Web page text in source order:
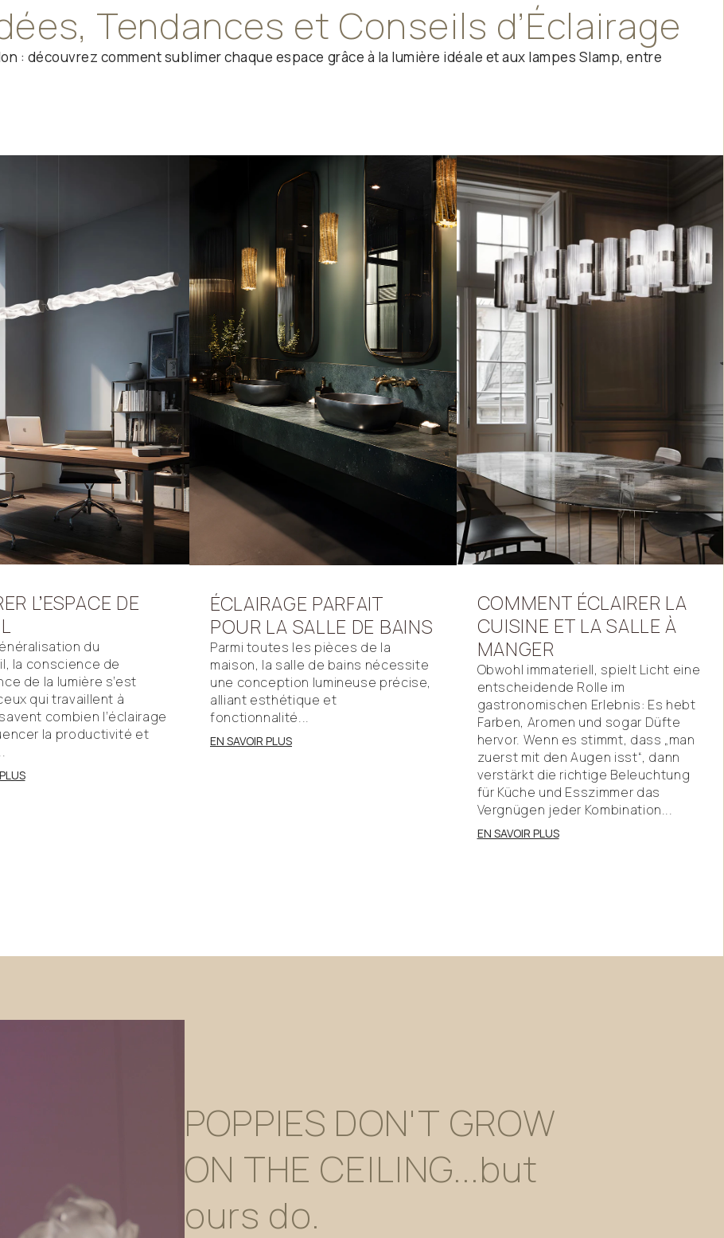
Tendances et Conseils d’Éclairage
: découvrez comment sublimer chaque espace grâce à la lumière idéale et aux lampes Slamp, entre
L’ESPACE DE
du
la conscience de
de la lumière s’est
qui travaillent à
combien l’éclairage
la productivité et
ÉCLAIRAGE PARFAIT
POUR LA SALLE DE BAINS
Parmi toutes les pièces de la
maison, la salle de bains nécessite
une conception lumineuse précise,
alliant esthétique et
fonctionnalité...
EN SAVOIR PLUS
COMMENT ÉCLAIRER LA
CUISINE ET LASALLE À
MANGER
Obwohl immateriell, spielt Licht eine
entscheidende Rolle im
gastronomischen Erlebnis: Es hebt
Farben, Aromen und sogar Düfte
hervor. Wenn es stimmt, dass „man
zuerst mit den Augen isst“, dann
verstärkt die richtige Beleuchtung
für Küche und Esszimmer das
Vergnügen jeder Kombination...
EN SAVOIR PLUS
POPPIES DON'T GROW
ON THE CEILING...but
ours do.